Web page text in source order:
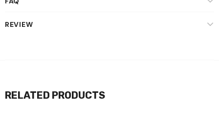
REVIEW
RELATED PRODUCTS